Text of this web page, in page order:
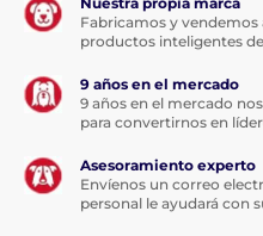
Fabricamos y
productos inteligentes
9 años en el mercado
9 años en el mercado
para convertirnos en
Asesoramiento experto
Envíenos un correo
personal le ayudará con